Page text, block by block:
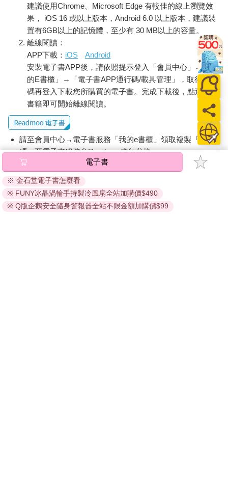
建議使用Chrome、Microsoft Edge 有較佳的線上瀏覽效
果， iOS 16 或以上版本，Android 6.0 以上版本，建議裝
置有6GB以上的記憶體，至少有 30 MB以上的容量。
離線閱讀：
APP下載： iOS
Android
安裝電子書APP後，請依照提示登入「會員中心」→「我
的E書櫃」→「電子書APP通行碼/載具管理」，取得通行
碼再登入下載您所購買的電子書。完成下載後，點選任一
書籍即可開始離線閱讀。
請至會員中心→電子書服務「我的e書櫃」領取複製『兌換
碼』至電子書服務商Readmoo進行兌換。
退換貨須知：
因版權保護，您在金石堂所購買的電子書僅能以金石堂專屬
的閱讀軟體開啟閱讀，無法以其他閱讀器或直接下載檔案。
依據「消費者保護法」第19條及行政院消費者保護處公告之
電子書
※ 金石堂電子書怎麼看
※ FUNY冰晶渦輪手持製冷風扇全站加購價$490
※ Q版企鵝安全隨身警報器全站不限金額加購價$99